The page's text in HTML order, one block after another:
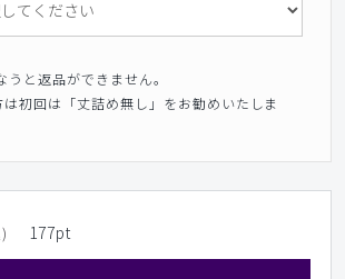
と返品ができません。
初回は「丈詰め無し」をお勧めいたしま
177pt